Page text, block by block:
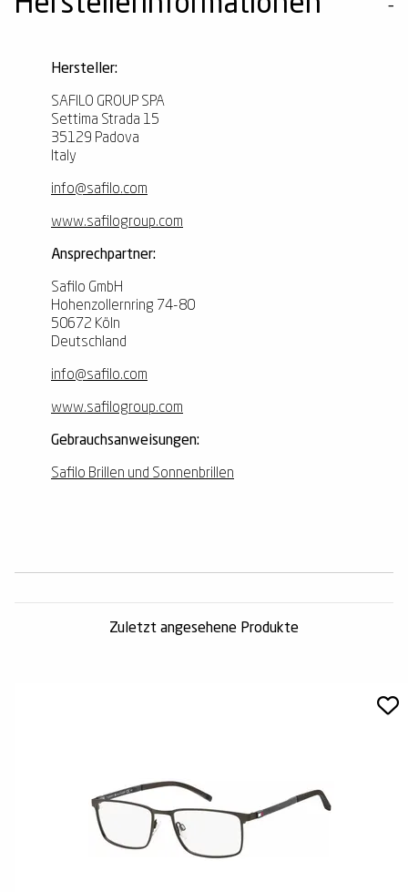
Hersteller:
SAFILO GROUP SPA
Settima Strada 15
35129 Padova
Italy
info@safilo.com
www.safilogroup.com
Ansprechpartner:
Safilo GmbH
Hohenzollernring 74-80
50672 Köln
Deutschland
info@safilo.com
www.safilogroup.com
Gebrauchsanweisungen:
Safilo Brillen und Sonnenbrillen
Zuletzt angesehene Produkte